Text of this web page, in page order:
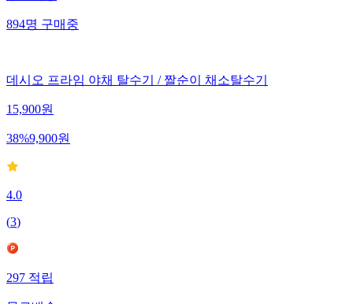
894명구매중
데시오 프라임 야채 탈수기 / 짤순이 채소탈수기
15,900원
38%9,900원
4.0
(3)
297적립